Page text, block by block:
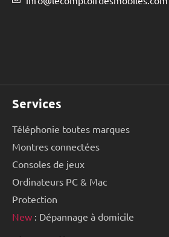
Services
Téléphonie toutes marques
Montres connectées
Consoles de jeux
Ordinateurs PC & Mac
Protection
New : Dépannage à domicile